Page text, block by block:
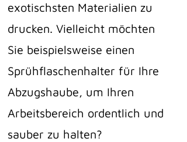
exotischsten Materialien zu
drucken. Vielleicht möchten
Sie beispielsweise einen
Sprühflaschenhalter für Ihre
Abzugshaube, um Ihren
Arbeitsbereich ordentlich und
sauber zu halten?